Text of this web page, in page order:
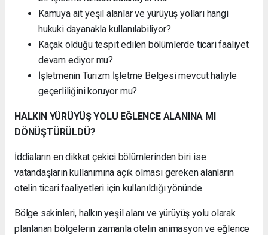
Kamuya ait yeşil alanlar ve yürüyüş yolları hangi
hukuki dayanakla kullanılabiliyor?
Kaçak olduğu tespit edilen bölümlerde ticari faaliyet
devam ediyor mu?
İşletmenin Turizm İşletme Belgesi mevcut haliyle
geçerliliğini koruyor mu?
HALKIN YÜRÜYÜŞ YOLU EĞLENCE ALANINA MI
DÖNÜŞTÜRÜLDÜ?
İddiaların en dikkat çekici bölümlerinden biri ise
vatandaşların kullanımına açık olması gereken alanların
otelin ticari faaliyetleri için kullanıldığı yönünde.
Bölge sakinleri, halkın yeşil alanı ve yürüyüş yolu olarak
planlanan bölgelerin zamanla otelin animasyon ve eğlence